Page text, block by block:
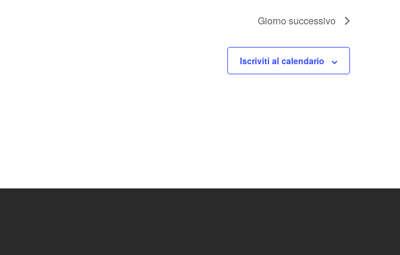
Giorno successivo
Iscriviti al calendario